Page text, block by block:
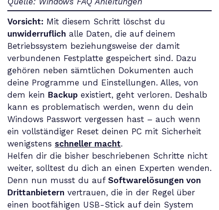
Vorsicht: Mit diesem Schritt löschst du
unwiderruflich alle Daten, die auf deinem
Betriebssystem beziehungsweise der damit
verbundenen Festplatte gespeichert sind. Dazu
gehören neben sämtlichen Dokumenten auch
deine Programme und Einstellungen. Alles, von
dem kein Backup existiert, geht verloren. Deshalb
kann es problematisch werden, wenn du dein
Windows Passwort vergessen hast – auch wenn
ein vollständiger Reset deinen PC mit Sicherheit
wenigstens schneller macht.
Helfen dir die bisher beschriebenen Schritte nicht
weiter, solltest du dich an einen Experten wenden.
Denn nun musst du auf Softwarelösungen von
Drittanbietern vertrauen, die in der Regel über
einen bootfähigen USB-Stick auf dein System